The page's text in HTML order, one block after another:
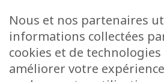
Raider online
Formulaires
Faq
Contact
Nous et nos partenaires
informations collectées
cookies et de
améliorer votre